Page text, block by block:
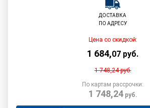
ДОСТАВКА
ПО АДРЕСУ
Цена со скидкой:
1 684,07 руб.
1 748,24руб.
По картам рассрочки:
1 748,24руб.